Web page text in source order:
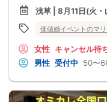
浅草 | 8月11日(火
価値婚イベントのマ
女性 キャンセル待
男性 受付中 50〜